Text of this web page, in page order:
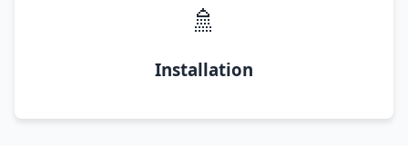
🚿
Installation